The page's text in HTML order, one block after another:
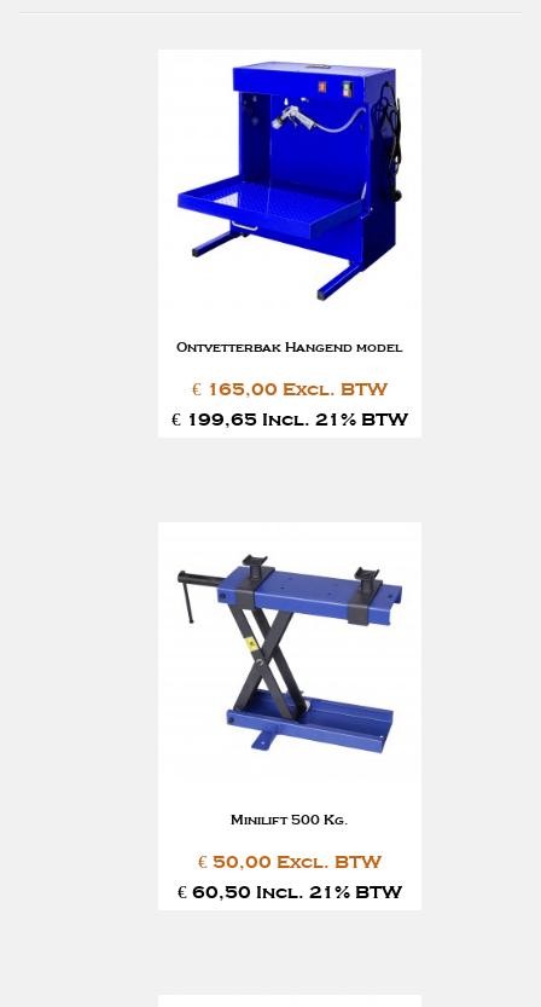
Ontvetterbak Hangend model
€ 165,00 Excl. BTW
€ 199,65 Incl. 21% BTW
Minilift 500 Kg.
€ 50,00 Excl. BTW
€ 60,50 Incl. 21% BTW